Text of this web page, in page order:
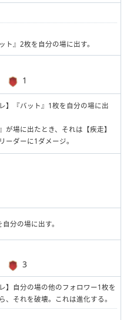
ト』2枚を自分の場に出す。
1
】『バット』1枚を自分の場に出
が場に出たとき、それは【疾走】
ーダーに1ダメージ。
自分の場に出す。
3
】自分の場の他のフォロワー1枚を
、それを破壊。これは進化する。